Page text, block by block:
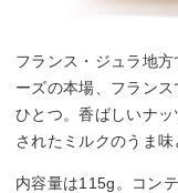
フランス・ジュラ地
ーズの本場、フラン
ひとつ。香ばしいナ
されたミルクのうま味
内容量は115g。コン